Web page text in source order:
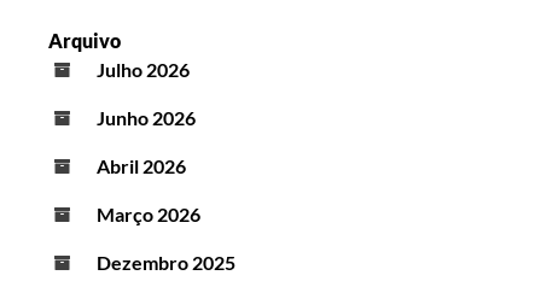
Arquivo
Julho 2026
Junho 2026
Abril 2026
Março 2026
Dezembro 2025